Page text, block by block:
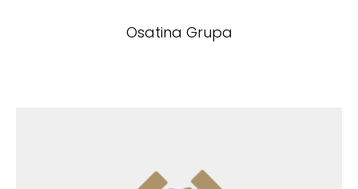
Osatina Grupa
maloprodajama. Pravilnim gospodarenjem